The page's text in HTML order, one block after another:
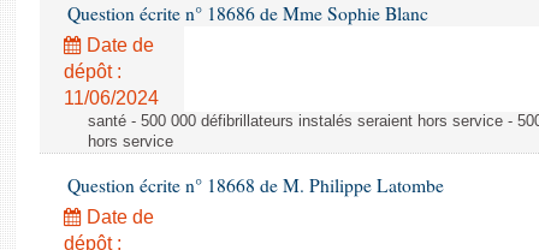
Question écrite n° 18686 de Mme Sophie Blanc
Date de
dépôt :
11/06/2024
santé - 500 000 défibrillateurs instalés seraient hors service -
hors service
Question écrite n° 18668 de M. Philippe Latombe
Date de
dépôt :